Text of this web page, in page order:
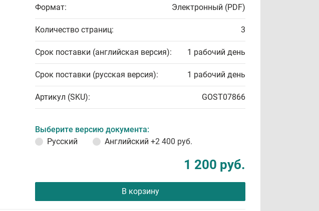
Формат: Электронный (PDF)
Количество страниц: 3
Срок поставки (английская версия): 1 рабочий день
Срок поставки (русская версия): 1 рабочий день
Артикул (SKU): GOST07866
Выберите версию документа:
Русский
Английский +2 400 руб.
1 200 руб.
В корзину